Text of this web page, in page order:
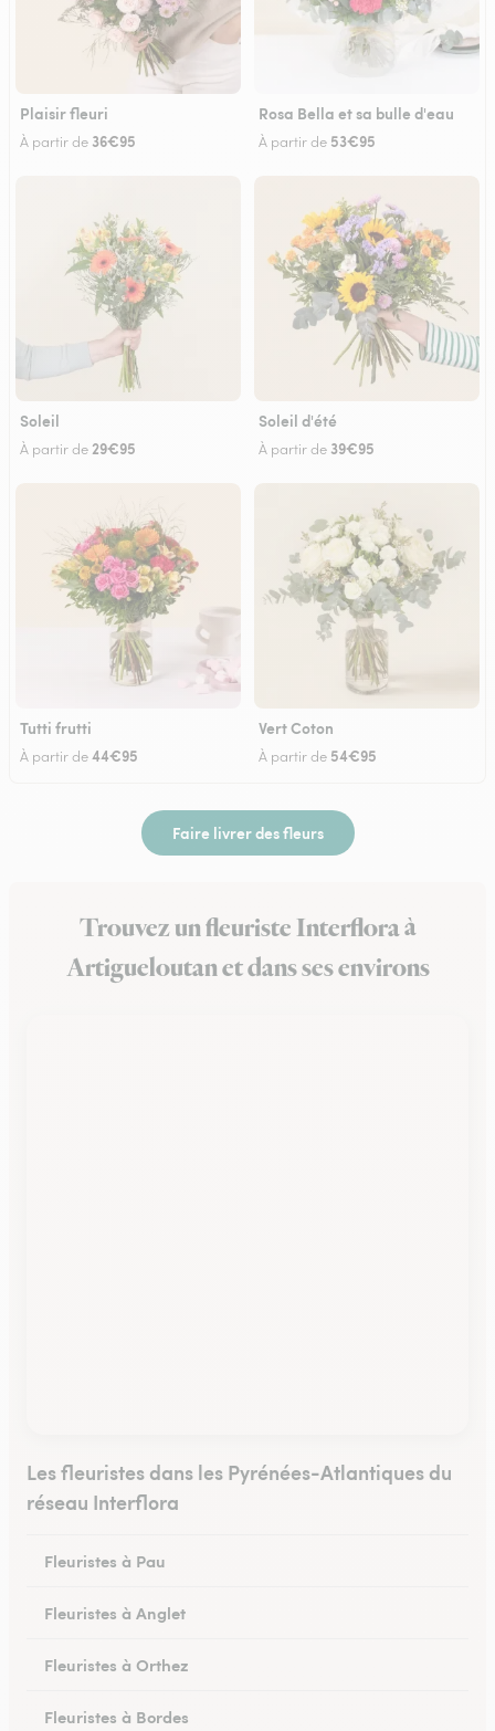
Plaisir fleuri
À partir de 36€95
Rosa Bella et sa bulle d'eau
À partir de 53€95
Soleil
À partir de 29€95
Soleil d'été
À partir de 39€95
Tutti frutti
À partir de44€95
Vert Coton
À partir de 54€95
Faire livrer des fleurs
Trouvez un fleuriste Interflora à
Artigueloutan et dans ses environs
Les fleuristes dans les Pyrénées-Atlantiques du
réseau Interflora
Fleuristes à Pau
Fleuristes à Anglet
Fleuristes à Orthez
Fleuristes à Bordes